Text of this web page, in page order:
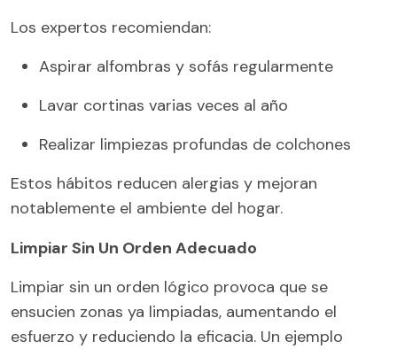
Los expertos recomiendan:
Aspirar alfombras y sofás regularmente
Lavar cortinas varias veces al año
Realizar limpiezas profundas de colchones
Estos hábitos reducen alergias y mejoran
notablemente el ambiente del hogar.
Limpiar Sin Un Orden Adecuado
Limpiar sin un orden lógico provoca que se
ensucien zonas ya limpiadas, aumentando el
esfuerzo y reduciendo la eficacia. Un ejemplo